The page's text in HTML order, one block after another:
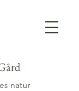
natur